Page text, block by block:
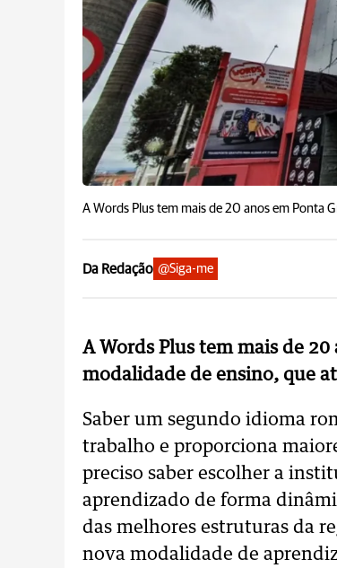
A Words Plus tem mais de 20 anos em Ponta
Da Redação @Siga-me
A Words Plus tem mais de 20
modalidade de ensino, que
Saber um segundo idioma
trabalho e proporciona
preciso saber escolher a
aprendizado de forma
das melhores estruturas da
nova modalidade de